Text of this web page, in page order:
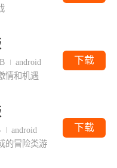
android
情和机遇
下载
android
的冒险类游
下载